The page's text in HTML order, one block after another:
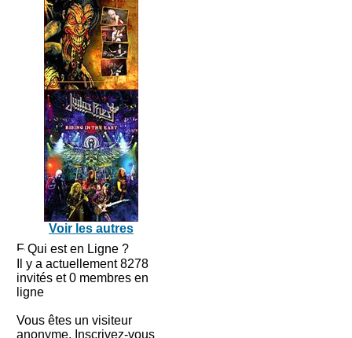
Voir les autres
Qui est en Ligne ?
Il y a actuellement 8278
invités et 0 membres en
ligne
Vous êtes un visiteur
anonyme. Inscrivez-vous